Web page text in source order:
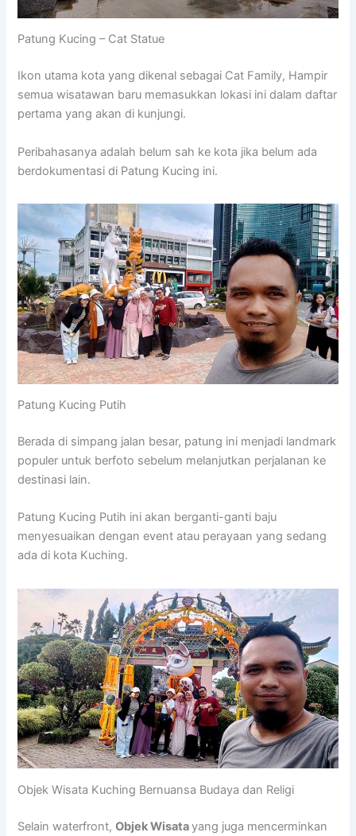
Patung Kucing – Cat Statue
Ikon utama kota yang dikenal sebagai Cat Family, Hampir
semua wisatawan baru memasukkan lokasi ini dalam daftar
pertama yang akan di kunjungi.
Peribahasanya adalah belum sah ke kota jika belum ada
berdokumentasi di Patung Kucing ini.
Patung Kucing Putih
Berada di simpang jalan besar, patung ini menjadi landmark
populer untuk berfoto sebelum melanjutkan perjalanan ke
destinasi lain.
Patung Kucing Putih ini akan berganti-ganti baju
menyesuaikan dengan event atau perayaan yang sedang
ada di kota Kuching.
Objek Wisata Kuching Bernuansa Budaya dan Religi
Selain waterfront,Objek Wisatayang juga mencerminkan